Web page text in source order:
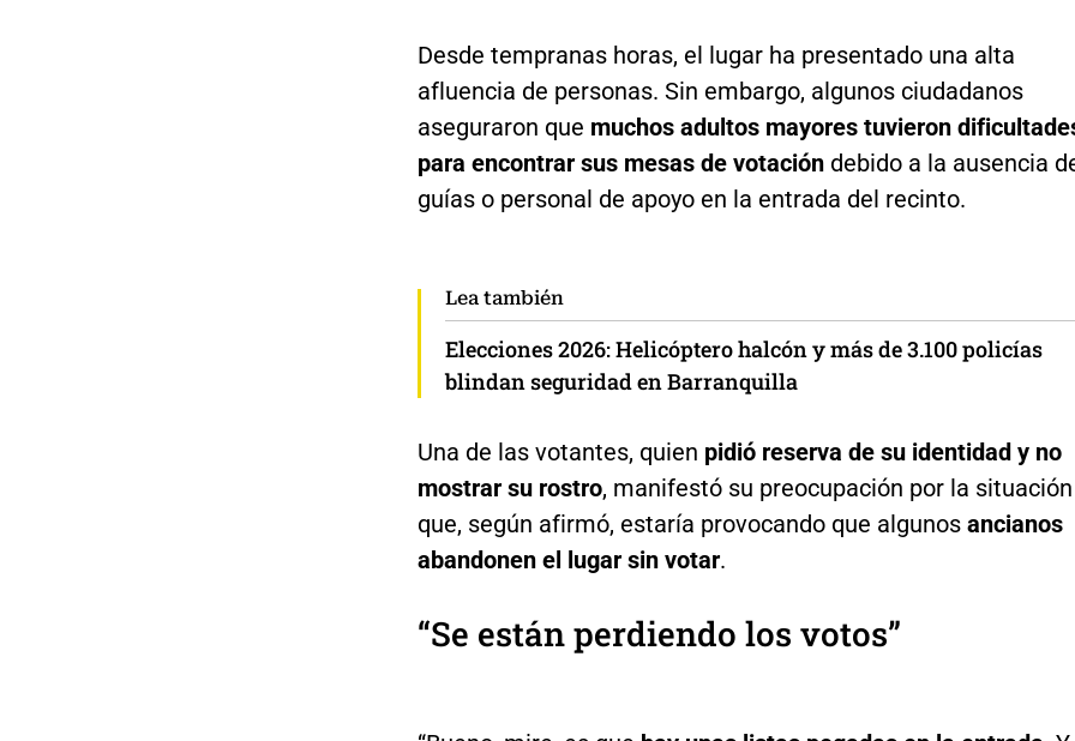
Desde tempranas horas, el lugar ha presentado una alta
afluencia de personas. Sin embargo, algunos ciudadanos
aseguraron que muchos adultos mayores tuvieron
para encontrar sus mesas de votación debido a la ausencia
guías o personal de apoyo en la entrada del recinto.
Lea también
Elecciones 2026: Helicóptero halcón y más de 3.100 policías
blindan seguridad en Barranquilla
Una de las votantes, quien pidió reserva de su identidad y no
mostrar su rostro, manifestó su preocupación por la situación
que, según afirmó, estaría provocando que algunos ancianos
abandonen el lugar sin votar.
“Se están perdiendo los votos”